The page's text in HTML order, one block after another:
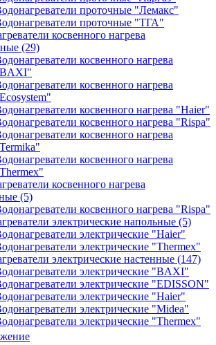
проточные "Лемакс"
проточные "ТГА"
косвенного нагрева
(29)
косвенного нагрева
косвенного нагрева
косвенного нагрева "Haier"
косвенного нагрева "Rispa"
косвенного нагрева
косвенного нагрева
косвенного нагрева
(5)
косвенного нагрева "Rispa"
электрические напольные (5)
электрические "Haier"
электрические "Thermex"
электрические настенные (147)
электрические "BAXI"
электрические "EDISSON"
электрические "Haier"
электрические "Midea"
электрические "Thermex"